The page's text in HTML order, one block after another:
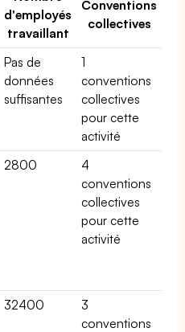
d'employés
travaillant
Conventions
collectives
Pas de
données
suffisantes
1
conventions
collectives
pour cette
activité
2800
4
conventions
collectives
pour cette
activité
32400
3
conventions